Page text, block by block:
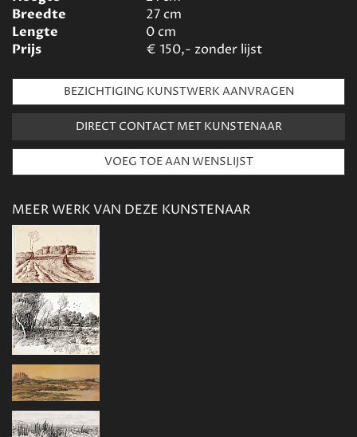
Breedte
27cm
Lengte
0cm
Prijs
€ 150,- zonder lijst
BEZICHTIGING KUNSTWERK AANVRAGEN
DIRECT CONTACT MET KUNSTENAAR
MEER WERK VAN DEZE KUNSTENAAR